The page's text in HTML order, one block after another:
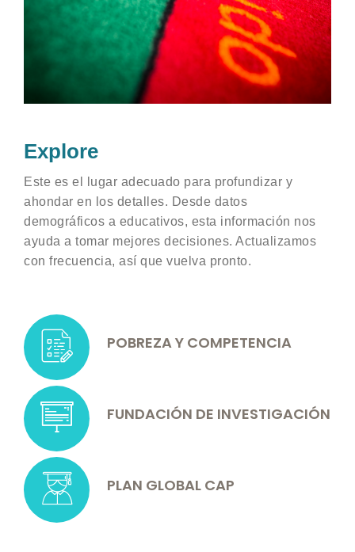
Explore
Este es el lugar adecuado para profundizar y
ahondar en los detalles. Desde datos
demográficos a educativos, esta información nos
ayuda a tomar mejores decisiones. Actualizamos
con frecuencia, así que vuelva pronto.
POBREZA Y COMPETENCIA
FUNDACIÓN DE INVESTIGACIÓN
PLAN GLOBAL CAP